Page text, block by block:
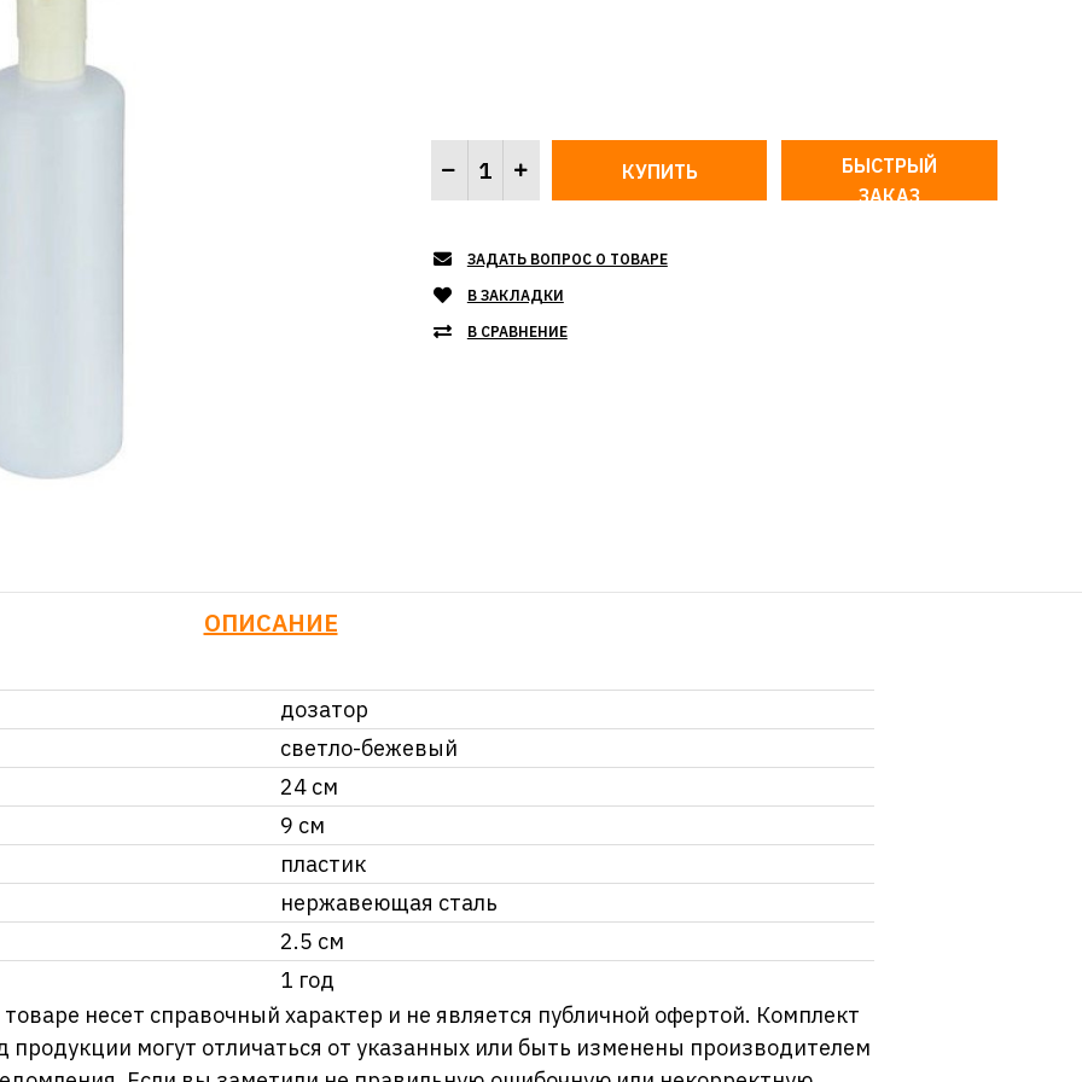
БЫСТРЫЙ
ЗАКАЗ
ЗАДАТЬ ВОПРОС О ТОВАРЕ
В ЗАКЛАДКИ
В СРАВНЕНИЕ
ОПИСАНИЕ
дозатор
светло-бежевый
24 см
9 см
пластик
нержавеющая сталь
2.5 см
1 год
несет справочный характер и не является публичной офертой. Комплект
могут отличаться от указанных или быть изменены производителем